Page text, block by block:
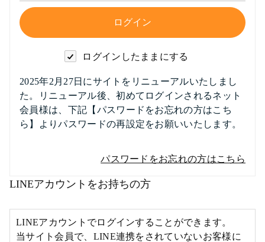
ログインしたままにする
2025年2月27日にサイトをリニューアルいたしまし
た。リニューアル後、初めてログインされるネット
会員様は、下記【パスワードをお忘れの方はこち
ら】よりパスワードの再設定をお願いいたします。
パスワードをお忘れの方はこちら
LINEアカウントをお持ちの方
LINEアカウントでログインすることができます。
当サイト会員で、LINE連携をされていないお客様に